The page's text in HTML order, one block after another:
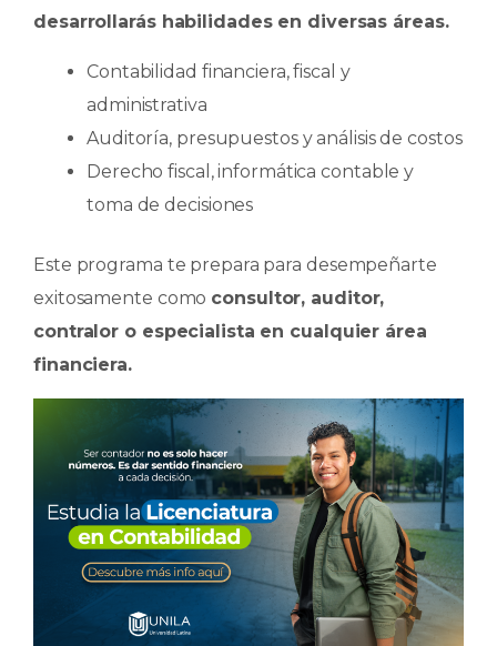
desarrollarás habilidades en diversas áreas.
Contabilidad financiera, fiscal y
administrativa
Auditoría, presupuestos y análisis de costos
Derecho fiscal, informática contable y
toma de decisiones
Este programa te prepara para desempeñarte
exitosamente como consultor, auditor,
contralor o especialista en cualquier área
financiera.